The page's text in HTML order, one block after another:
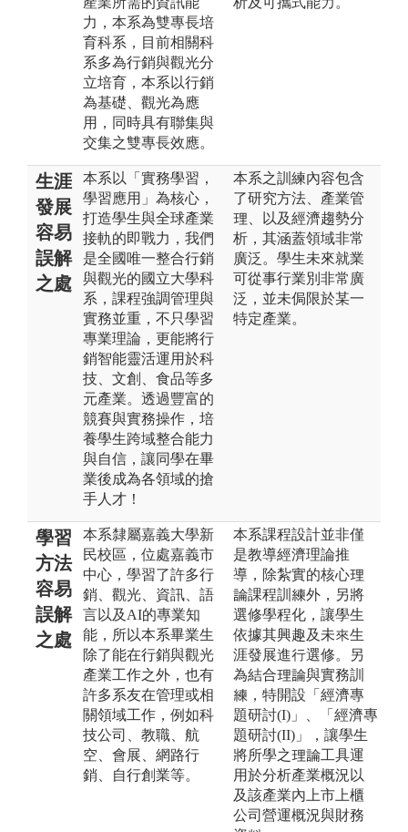
力，本系為雙專長培
育科系，目前相關科
系多為行銷與觀光分
立培育，本系以行銷
為基礎、觀光為應
用，同時具有聯集與
交集之雙專長效應。
生涯
發展
容易
誤解
之處
本系以「實務學習，
學習應用」為核心，
打造學生與全球產業
接軌的即戰力，我們
是全國唯一整合行銷
與觀光的國立大學科
系，課程強調管理與
實務並重，不只學習
專業理論，更能將行
銷智能靈活運用於科
技、文創、食品等多
元產業。透過豐富的
競賽與實務操作，培
養學生跨域整合能力
與自信，讓同學在畢
業後成為各領域的搶
手人才！
本系之訓練內容包含
了研究方法、產業管
理、以及經濟趨勢分
析，其涵蓋領域非常
廣泛。學生未來就業
可從事行業別非常廣
泛，並未侷限於某一
特定產業。
學習
方法
容易
誤解
之處
本系隸屬嘉義大學新
民校區，位處嘉義市
中心，學習了許多行
銷、觀光、資訊、語
言以及AI的專業知
能，所以本系畢業生
除了能在行銷與觀光
產業工作之外，也有
許多系友在管理或相
關領域工作，例如科
技公司、教職、航
空、會展、網路行
銷、自行創業等。
本系課程設計並非僅
是教導經濟理論推
導，除紮實的核心理
論課程訓練外，另將
選修學程化，讓學生
依據其興趣及未來生
涯發展進行選修。另
為結合理論與實務訓
練，特開設「經濟專
題研討(I)」、「經濟專
題研討(II)」，讓學生
將所學之理論工具運
用於分析產業概況以
及該產業內上市上櫃
公司營運概況與財務